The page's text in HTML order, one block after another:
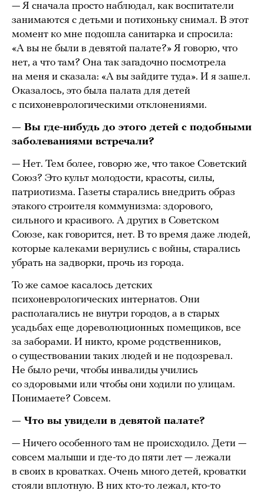
— Я сначала просто наблюдал, как воспитатели
занимаются с детьми и потихоньку снимал. В этот
момент ко мне подошла санитарка и спросила:
«А вы не были в девятой палате?» Я говорю, что
нет, а что там? Она так загадочно посмотрела
на меня и сказала: «А вы зайдите туда». И я зашел.
Оказалось, это была палата для детей
с психоневрологическими отклонениями.
— Вы где-нибудь до этого детей с подобными
заболеваниями встречали?
— Нет. Тем более, говорю же, что такое Советский
Союз? Это культ молодости, красоты, силы,
патриотизма. Газеты старались внедрить образ
этакого строителя коммунизма: здорового,
сильного и красивого. А других в Советском
Союзе, как говорится, нет. В то время даже людей,
которые калеками вернулись с войны, старались
убрать на задворки, прочь из города.
То же самое касалось детских
психоневрологических интернатов. Они
располагались не внутри городов, а в старых
усадьбах еще дореволюционных помещиков, все
за заборами. И никто, кроме родственников,
о существовании таких людей и не подозревал.
Не было речи, чтобы инвалиды учились
со здоровыми или чтобы они ходили по улицам.
Понимаете? Совсем.
— Что вы увидели в девятой палате?
— Ничего особенного там не происходило. Дети —
совсем малыши и где-то до пяти лет — лежали
в своих в кроватках. Очень много детей, кроватки
стояли вплотную. В них кто-то лежал, кто-то